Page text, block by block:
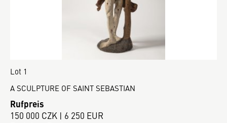
Lot 1
A SCULPTURE OF SAINT SEBASTIAN
Rufpreis
150 000 CZK | 6 250 EUR